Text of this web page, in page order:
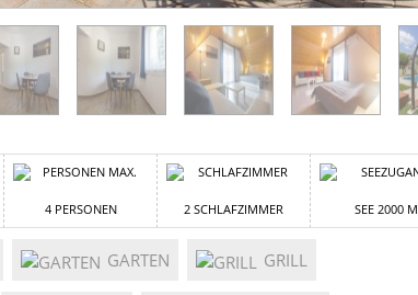
4 PERSONEN 2 SCHLAFZIMMER SEE 2000 M
GARTEN GRILL